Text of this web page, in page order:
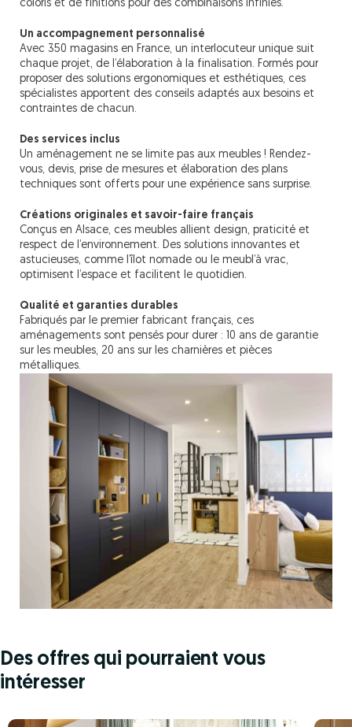
coloris et de finitions pour des combinaisons infinies.
Un accompagnement personnalisé
Avec 350 magasins en France, un interlocuteur unique suit
chaque projet, de l’élaboration à la finalisation. Formés pour
proposer des solutions ergonomiques et esthétiques, ces
spécialistes apportent des conseils adaptés aux besoins et
contraintes de chacun.
Des services inclus
Un aménagement ne se limite pas aux meubles ! Rendez-
vous, devis, prise de mesures et élaboration des plans
techniques sont offerts pour une expérience sans surprise.
Créations originales et savoir-faire français
Conçus en Alsace, ces meubles allient design, praticité et
respect de l’environnement. Des solutions innovantes et
astucieuses, comme l’îlot nomade ou le meubl’à vrac,
optimisent l’espace et facilitent le quotidien.
Qualité et garanties durables
Fabriqués par le premier fabricant français, ces
aménagements sont pensés pour durer : 10 ans de garantie
sur les meubles, 20 ans sur les charnières et pièces
métalliques.
Des offres qui pourraient vous
intéresser